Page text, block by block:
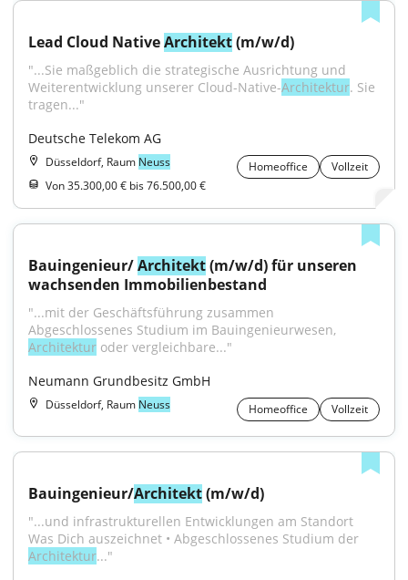
Lead Cloud Native Architekt (m/w/d)
"...Sie maßgeblich die strategische Ausrichtung und
Weiterentwicklung unserer Cloud-Native-Architektur. Sie
tragen..."
Deutsche Telekom AG
Düsseldorf, Raum Neuss Homeoffice
Vollzeit
Von 35.300,00 € bis 76.500,00 €
Bauingenieur/ Architekt (m/w/d) für unseren
wachsenden Immobilienbestand
"...mit der Geschäftsführung zusammen
Architektur oder vergleichbare..."
Neumann Grundbesitz GmbH
Düsseldorf, Raum Neuss Homeoffice Vollzeit
Bauingenieur/Architekt (m/w/d)
"...und infrastrukturellen Entwicklungen am Standort
Architektur..."